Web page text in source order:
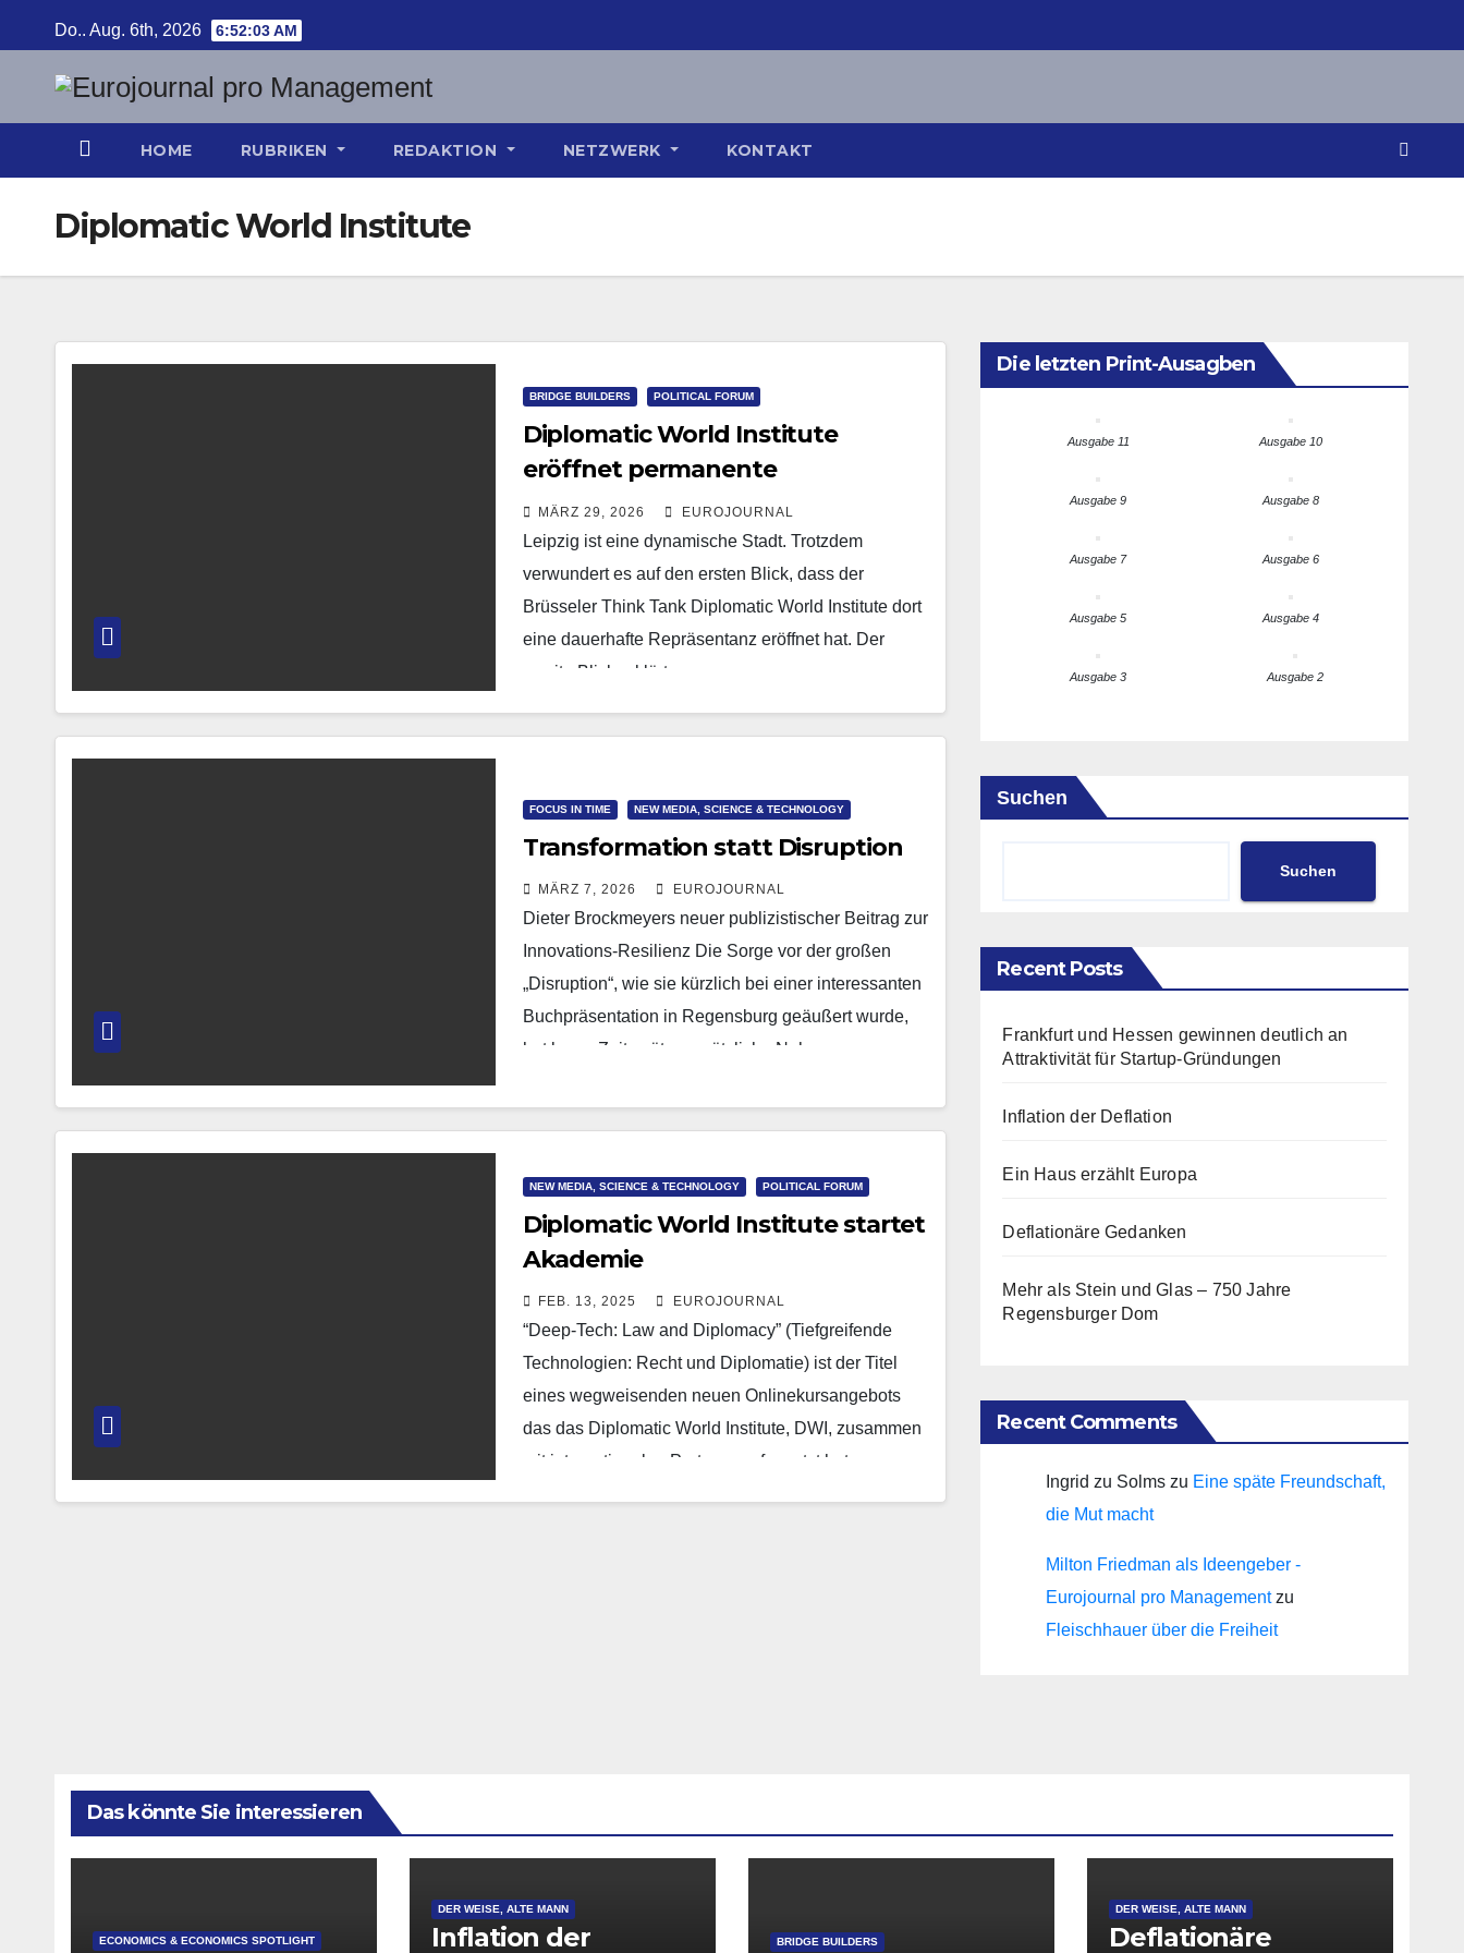
Inhalt
springen
Do.. Aug. 6th, 2026 6:52:04 AM
HOME RUBRIKEN REDAKTION NETZWERK KONTAKT
Diplomatic World Institute
BRIDGE BUILDERS POLITICAL FORUM
Diplomatic World Institute
eröffnet permanente
Repräsentanz in Leipzig
MÄRZ 29, 2026 EUROJOURNAL
Leipzig ist eine dynamische Stadt. Trotzdem
verwundert es auf den ersten Blick, dass der
Brüsseler Think Tank Diplomatic World Institute dort
eine dauerhafte Repräsentanz eröffnet hat. Der
zweite Blick erklärt…
FOCUS IN TIME NEW MEDIA, SCIENCE & TECHNOLOGY
Transformation statt Disruption
MÄRZ 7, 2026 EUROJOURNAL
Dieter Brockmeyers neuer publizistischer Beitrag zur
Innovations-Resilienz Die Sorge vor der großen
„Disruption“, wie sie kürzlich bei einer interessanten
Buchpräsentation in Regensburg geäußert wurde,
hat kurze Zeit später zusätzliche Nahrung…
NEW MEDIA, SCIENCE & TECHNOLOGY POLITICAL FORUM
Diplomatic World Institute startet
Akademie
FEB. 13, 2025 EUROJOURNAL
“Deep-Tech: Law and Diplomacy” (Tiefgreifende
Technologien: Recht und Diplomatie) ist der Titel
eines wegweisenden neuen Onlinekursangebots
das das Diplomatic World Institute, DWI, zusammen
mit internationalen Partnern aufgesetzt hat.
Die letzten Print-Ausagben
Ausgabe 11 Ausgabe 10
Ausgabe 9 Ausgabe 8
Ausgabe 7 Ausgabe 6
Ausgabe 5 Ausgabe 4
Ausgabe 3 Ausgabe 2
Suchen
Suchen
Recent Posts
Frankfurt und Hessen gewinnen deutlich an
Attraktivität für Startup-Gründungen
Inflation der Deflation
Ein Haus erzählt Europa
Deflationäre Gedanken
Mehr als Stein und Glas – 750 Jahre
Regensburger Dom
Recent Comments
Ingrid zu Solms zu Eine späte Freundschaft,
die Mut macht
Milton Friedman als Ideengeber -
Eurojournal pro Managementzu
Fleischhauer über die Freiheit
Das könnte Sie interessieren
ECONOMICS & ECONOMICS SPOTLIGHT
DER WEISE, ALTE MANN
Inflation der
BRIDGE BUILDERS
DER WEISE, ALTE MANN
Deflationäre